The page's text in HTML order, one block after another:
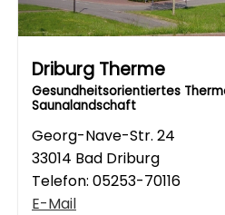
Driburg Therme
Gesundheitsorientiertes
Saunalandschaft
Georg-Nave-Str. 24
33014 Bad Driburg
Telefon: 05253-70116
E-Mail